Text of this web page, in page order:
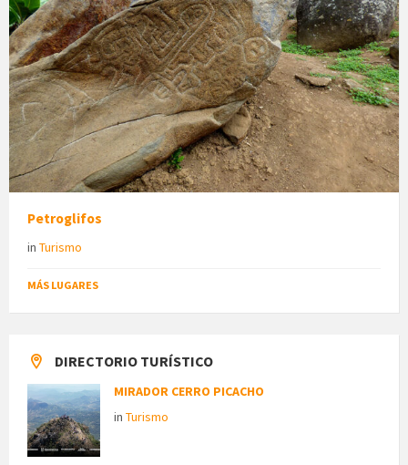
Petroglifos
in Turismo
MÁS LUGARES
DIRECTORIO TURÍSTICO
MIRADOR CERRO PICACHO
in Turismo